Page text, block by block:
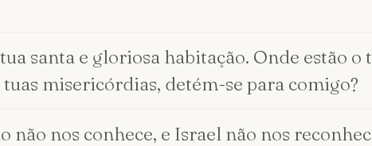
santa e gloriosa habitação. Onde estão o
misericórdias, detém-se para comigo?
não nos conhece, e Israel não nos